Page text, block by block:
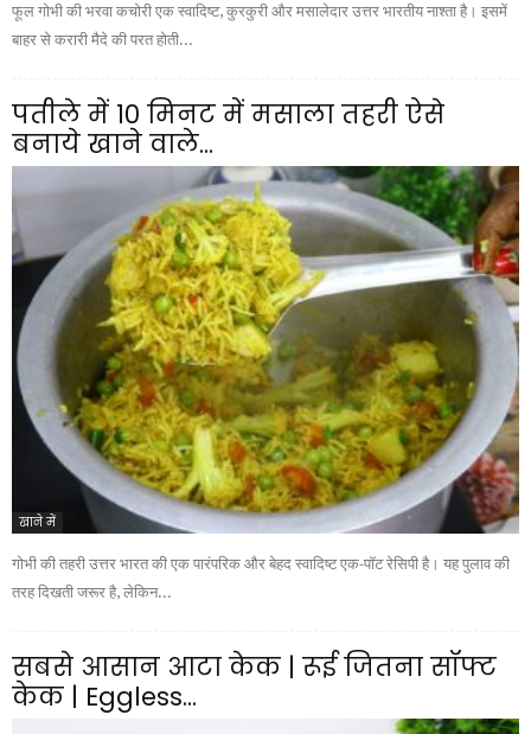
फूल गोभी की भरवा कचोरी एक स्वादिष्ट, कुरकुरी और मसालेदार उत्तर भारतीय नाश्ता है। इसमें
बाहर से करारी मैदे की परत होती...
पतीले में 10 मिनट में मसाला तहरी ऐसे
बनाये खाने वाले...
खाने में
गोभी की तहरी उत्तर भारत की एक पारंपरिक और बेहद स्वादिष्ट एक-पॉट रेसिपी है। यह पुलाव की
तरह दिखती जरूर है, लेकिन...
सबसे आसान आटा केक | रूई जितना सॉफ्ट
केक | Eggless...